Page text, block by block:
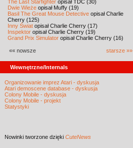
The Last Starfighter opisał TDC (30)
Dwie Wieże opisał Muffy (19)
Basil The Great Mouse Detective opisał Charlie
Cherry (125)
Inny Świat opisał Charlie Cherry (17)
Inspektor opisał Charlie Cherry (19)
Grand Prix Simulator opisał Charlie Cherry (16)
«« nowsze starsze »»
Wewnętrzne/Internals
Organizowanie imprez Atari - dyskusja
Atari demoscene database - dyskusja
Colony Mobile - dyskusja
Colony Mobile - projekt
Statystyki
Nowinki tworzone dzięki CuteNews